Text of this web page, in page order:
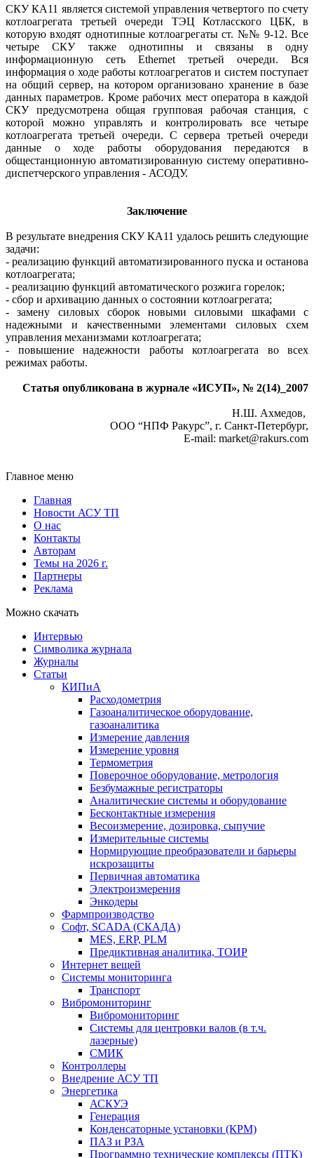
СКУ КА11 является системой управления четвертого по счету
котлоагрегата третьей очереди ТЭЦ Котласского ЦБК, в
которую входят однотипные котлоагрегаты ст. №№ 9-12. Все
четыре СКУ также однотипны и связаны в одну
информационную сеть Ethernet третьей очереди. Вся
информация о ходе работы котлоагрегатов и систем поступает
на общий сервер, на котором организовано хранение в базе
данных параметров. Кроме рабочих мест оператора в каждой
СКУ предусмотрена общая групповая рабочая станция, с
которой можно управлять и контролировать все четыре
котлоагрегата третьей очереди. С сервера третьей очереди
данные о ходе работы оборудования передаются в
общестанционную автоматизированную систему оперативно-
диспетчерского управления - АСОДУ.
Заключение
В результате внедрения СКУ КА11 удалось решить следующие
задачи:
- реализацию функций автоматизированного пуска и останова
котлоагрегата;
- реализацию функций автоматического розжига горелок;
- сбор и архивацию данных о состоянии котлоагрегата;
- замену силовых сборок новыми силовыми шкафами с
надежными и качественными элементами силовых схем
управления механизмами котлоагрегата;
- повышение надежности работы котлоагрегата во всех
режимах работы.
Статья опубликована в журнале «ИСУП», № 2(14)_2007
Н.Ш. Ахмедов,
ООО “НПФ Ракурс”, г. Санкт-Петербург,
E-mail: market@rakurs.com
Главное меню
Главная
Новости АСУ ТП
О нас
Контакты
Авторам
Темы на 2026 г.
Партнеры
Реклама
Можно скачать
Интервью
Символика журнала
Журналы
Статьи
КИПиА
Расходометрия
Газоаналитическое оборудование,
газоаналитика
Измерение давления
Измерение уровня
Термометрия
Поверочное оборудование, метрология
Безбумажные регистраторы
Аналитические системы и оборудование
Бесконтактные измерения
Весоизмерение, дозировка, сыпучие
Измерительные системы
Нормирующие преобразователи и барьеры
искрозащиты
Первичная автоматика
Электроизмерения
Энкодеры
Фармпроизводство
Софт, SCADA (СКАДА)
MES, ERP, PLM
Предиктивная аналитика, ТОИР
Интернет вещей
Системы мониторинга
Транспорт
Вибромониторинг
Вибромониторинг
Системы для центровки валов (в т.ч.
лазерные)
СМИК
Контроллеры
Внедрение АСУ ТП
Энергетика
АСКУЭ
Генерация
Конденсаторные установки (КРМ)
ПАЗ и РЗА
Программно технические комплексы (ПТК)